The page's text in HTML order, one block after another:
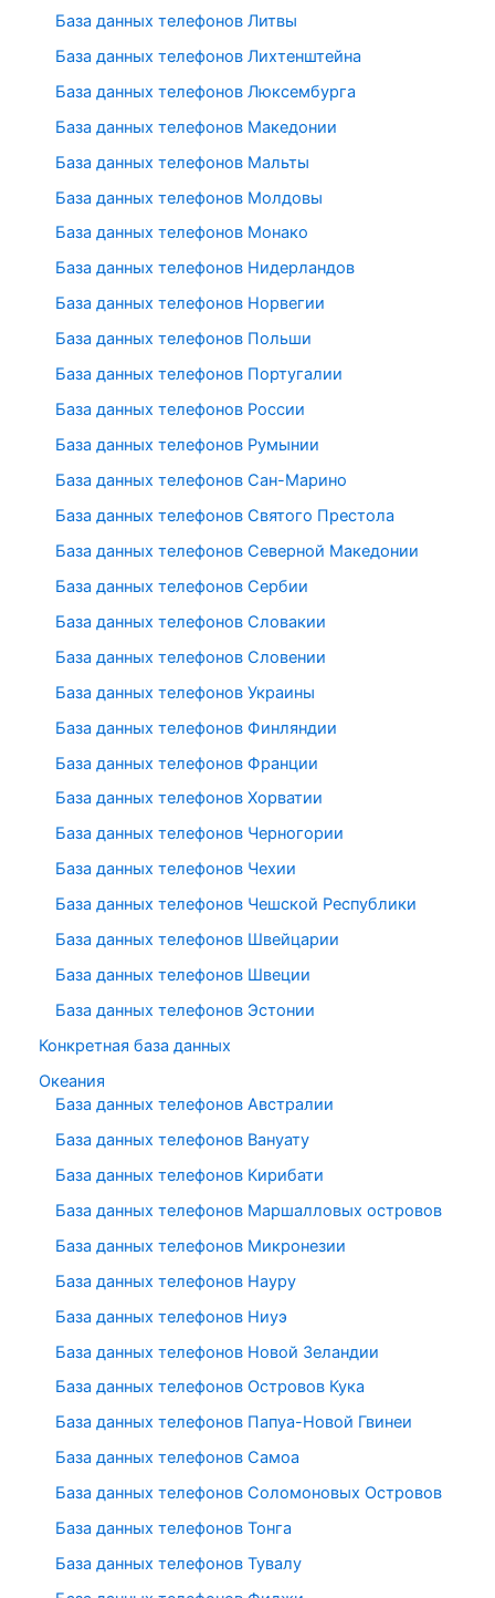
База данных телефонов Литвы
База данных телефонов Лихтенштейна
База данных телефонов Люксембурга
База данных телефонов Македонии
База данных телефонов Мальты
База данных телефонов Молдовы
База данных телефонов Монако
База данных телефонов Нидерландов
База данных телефонов Норвегии
База данных телефонов Польши
База данных телефонов Португалии
База данных телефонов России
База данных телефонов Румынии
База данных телефонов Сан-Марино
База данных телефонов Святого Престола
База данных телефонов Северной Македонии
База данных телефонов Сербии
База данных телефонов Словакии
База данных телефонов Словении
База данных телефонов Украины
База данных телефонов Финляндии
База данных телефонов Франции
База данных телефонов Хорватии
База данных телефонов Черногории
База данных телефонов Чехии
База данных телефонов Чешской Республики
База данных телефонов Швейцарии
База данных телефонов Швеции
База данных телефонов Эстонии
Конкретная база данных
Океания
База данных телефонов Австралии
База данных телефонов Вануату
База данных телефонов Кирибати
База данных телефонов Маршалловых островов
База данных телефонов Микронезии
База данных телефонов Науру
База данных телефонов Ниуэ
База данных телефонов Новой Зеландии
База данных телефонов Островов Кука
База данных телефонов Папуа-Новой Гвинеи
База данных телефонов Самоа
База данных телефонов Соломоновых Островов
База данных телефонов Тонга
База данных телефонов Тувалу